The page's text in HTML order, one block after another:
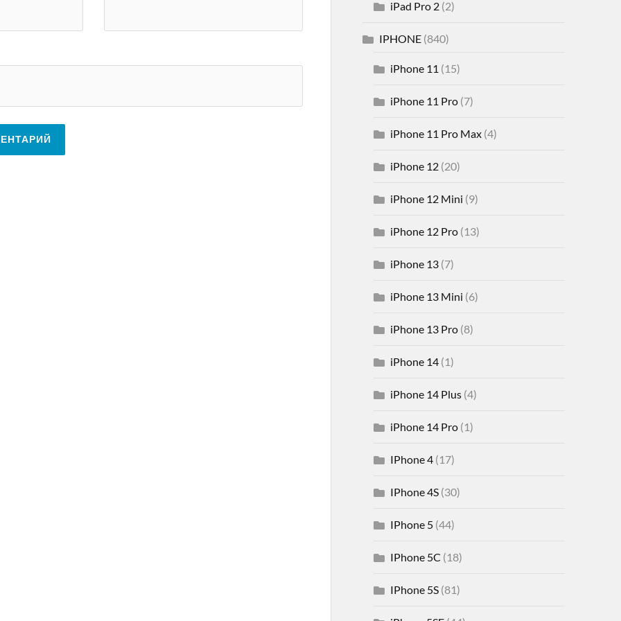
iPad Pro 2(2)
IPHONE(840)
iPhone 11 (15)
iPhone 11 Pro(7)
iPhone 11 Pro Max(4)
iPhone 12(20)
iPhone 12 Mini (9)
iPhone 12 Pro(13)
iPhone 13(7)
iPhone 13 Mini (6)
iPhone 13 Pro(8)
iPhone 14(1)
iPhone 14 Plus(4)
iPhone 14 Pro(1)
IPhone 4(17)
IPhone 4S(30)
IPhone 5(44)
IPhone 5C (18)
IPhone 5S(81)